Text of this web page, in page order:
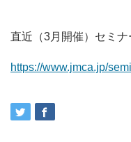
直近（3月開催）セミ
https://www.jmca.jp/